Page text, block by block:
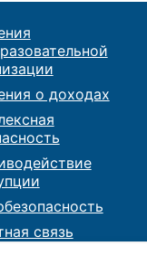
о доходах
связь